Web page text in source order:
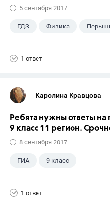
5 сентября 2017
ГДЗ Физика
1 ответ
Каролина Кравцова
Ребята нужны ответы на
9 класс 11 регион.
8 сентября 2017
ГИА 9 класс
1 ответ